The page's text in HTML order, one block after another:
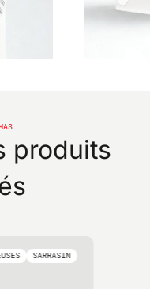
produits
SARRASIN